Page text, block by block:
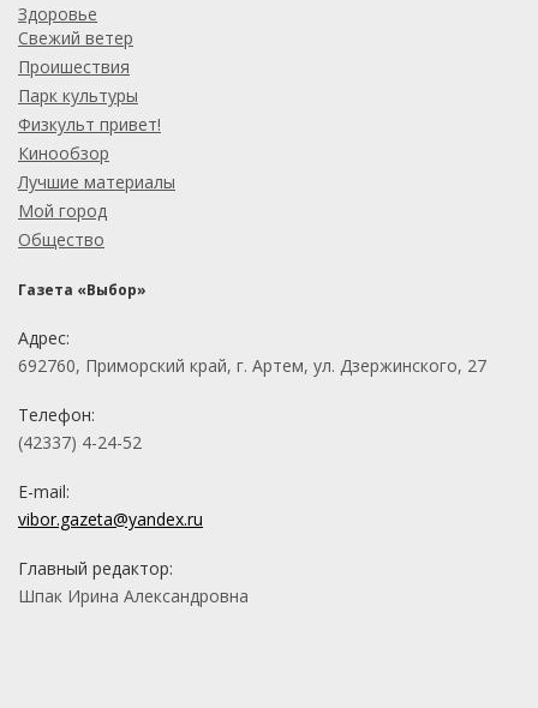
Здоровье
Свежий ветер
Проишествия
Парк культуры
Физкульт привет!
Кинообзор
Лучшие материалы
Мой город
Общество
Газета «Выбор»
Адрес:
692760, Приморский край, г. Артем, ул. Дзержинского, 27
Телефон:
(42337) 4-24-52
E-mail:
vibor.gazeta@yandex.ru
Главный редактор:
Шпак Ирина Александровна